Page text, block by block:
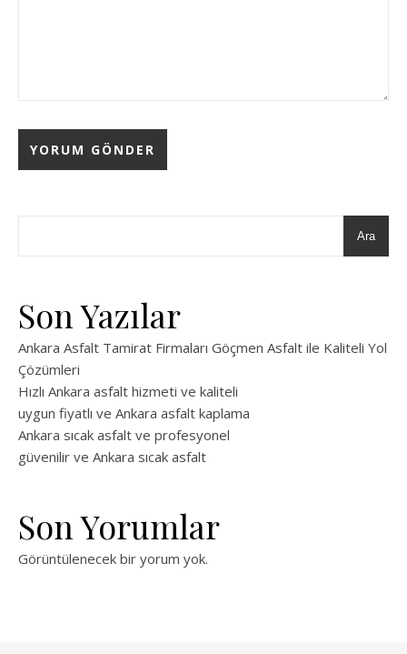
Ara
Son Yazılar
Ankara Asfalt Tamirat Firmaları Göçmen Asfalt ile Kaliteli Yol
Çözümleri
Hızlı Ankara asfalt hizmeti ve kaliteli
uygun fiyatlı ve Ankara asfalt kaplama
Ankara sıcak asfalt ve profesyonel
güvenilir ve Ankara sıcak asfalt
Son Yorumlar
Görüntülenecek bir yorum yok.